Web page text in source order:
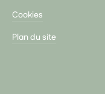
Cookies
Plan du site